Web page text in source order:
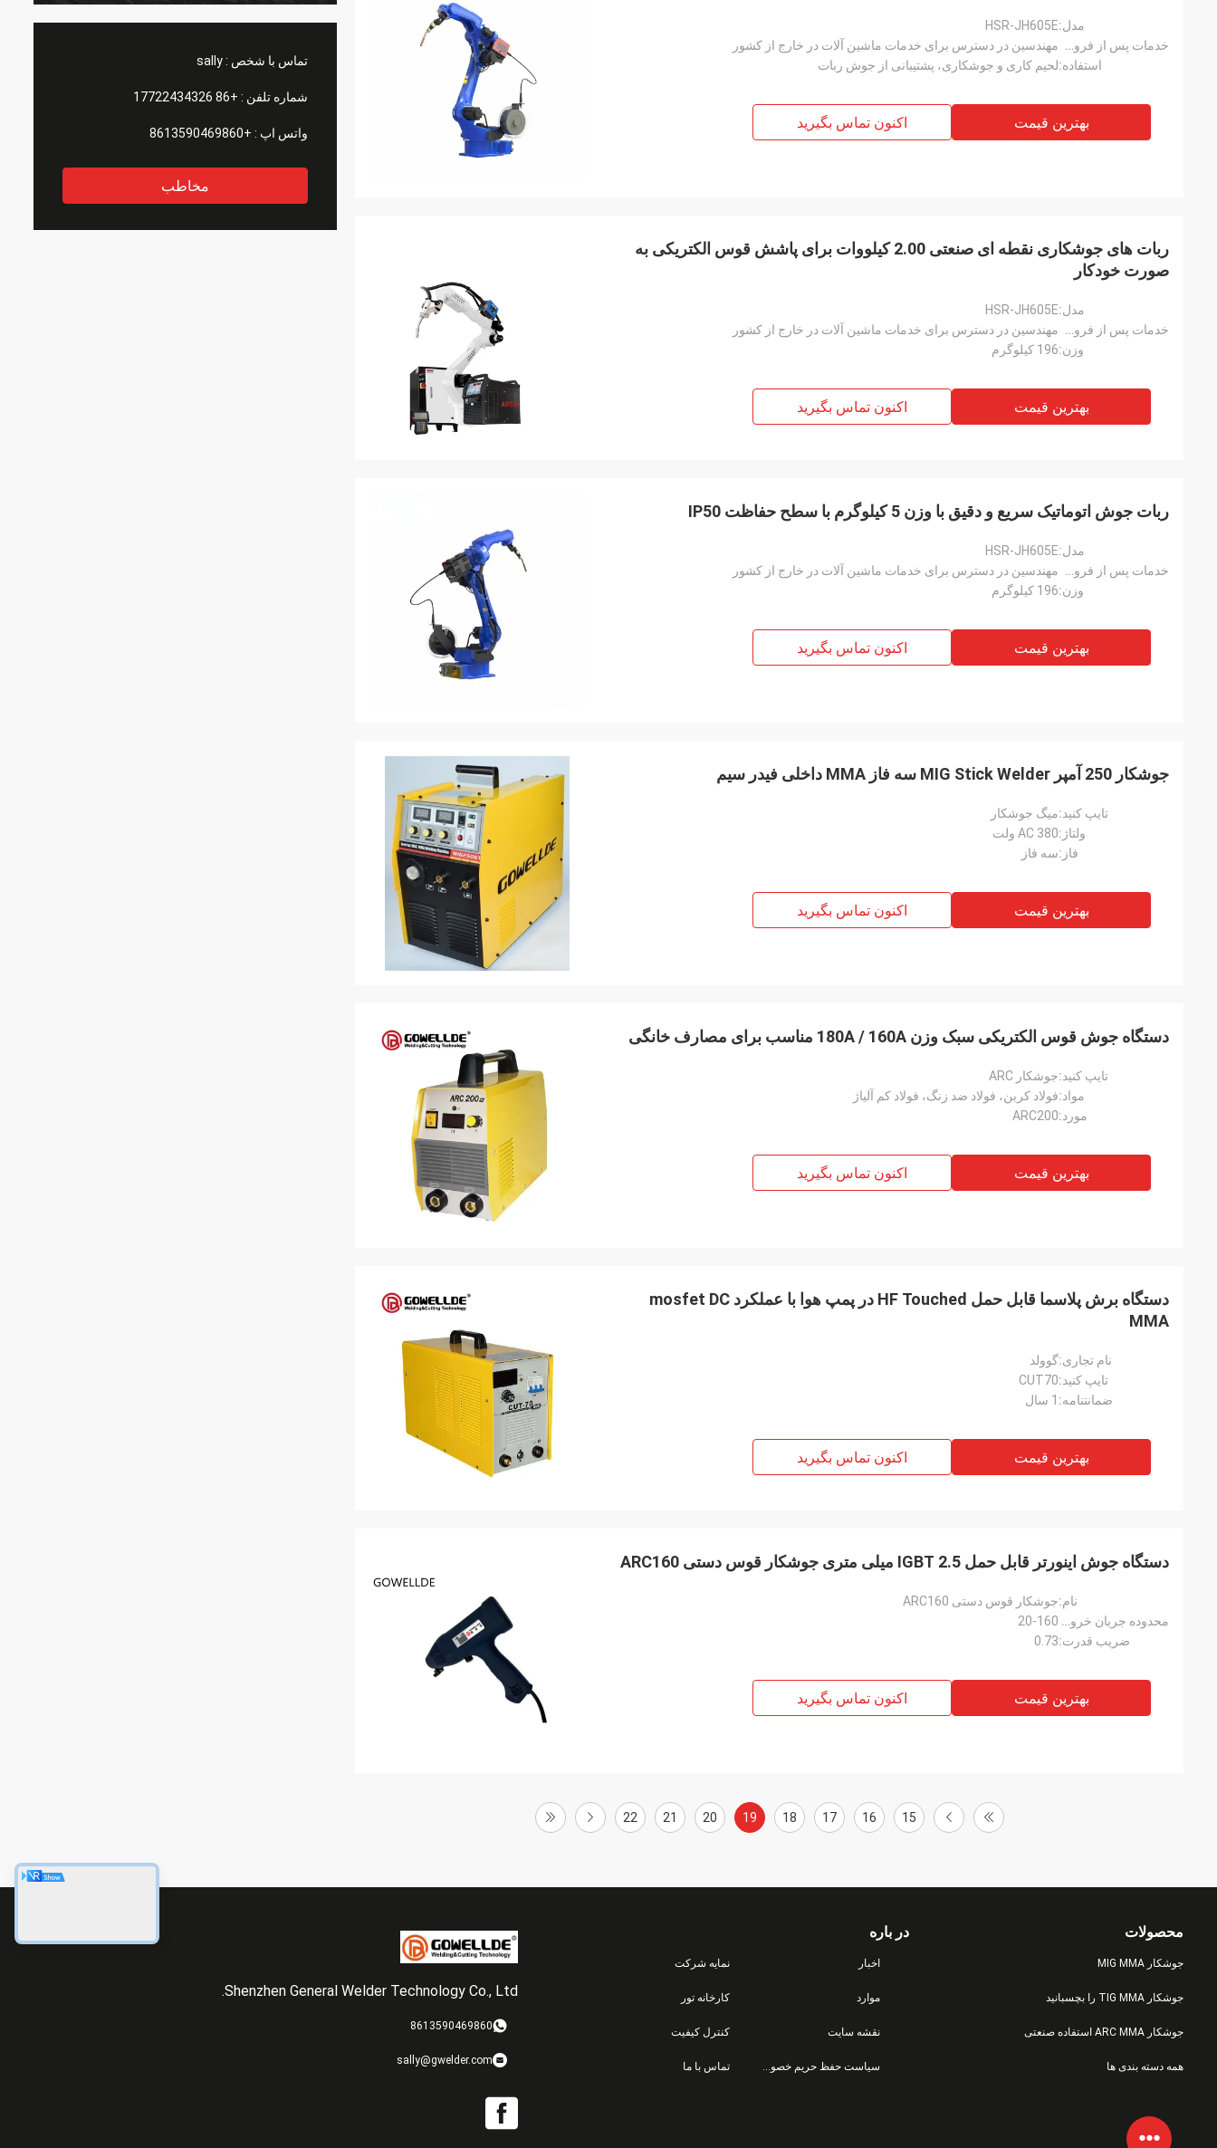
تماس با شخص :sally
شماره تلفن : +86 17722434326
واتس اپ : +8613590469860
مخاطب
مدل:HSR-JH605E
خدمات پس از فروش ارائه شده است: مهندسین در دسترس برای خدمات ماشین آلات در خارج از کشور
استفاده:لحیم کاری و جوشکاری، پشتیبانی از جوش ربات
بهترین قیمت اکنون تماس بگیرید
ربات های جوشکاری نقطه ای صنعتی 2.00 کیلووات برای پاشش قوس الکتریکی به
صورت خودکار
مدل:HSR-JH605E
خدمات پس از فروش ارائه شده است: مهندسین در دسترس برای خدمات ماشین آلات در خارج از کشور
وزن:196 کیلوگرم
بهترین قیمت اکنون تماس بگیرید
ربات جوش اتوماتیک سریع و دقیق با وزن 5 کیلوگرم با سطح حفاظت IP50
مدل:HSR-JH605E
خدمات پس از فروش ارائه شده است: مهندسین در دسترس برای خدمات ماشین آلات در خارج از کشور
وزن:196 کیلوگرم
بهترین قیمت اکنون تماس بگیرید
جوشکار 250 آمپر MIG Stick Welder سه فاز MMA داخلی فیدر سیم
تایپ کنید:میگ جوشکار
ولتاژ:AC 380 ولت
فاز:سه فاز
بهترین قیمت اکنون تماس بگیرید
دستگاه جوش قوس الکتریکی سبک وزن 180A / 160A مناسب برای مصارف خانگی
تایپ کنید:جوشکار ARC
مواد:فولاد کربن، فولاد ضد زنگ، فولاد کم آلیاژ
مورد:ARC200
بهترین قیمت اکنون تماس بگیرید
دستگاه برش پلاسما قابل حمل HF Touched در پمپ هوا با عملکرد mosfet DC
MMA
نام تجاری:گوولد
تایپ کنید:CUT70
ضمانتنامه: 1 سال
بهترین قیمت اکنون تماس بگیرید
دستگاه جوش اینورتر قابل حمل IGBT 2.5 میلی متری جوشکار قوس دستی ARC160
نام:جوشکار قوس دستی ARC160
محدوده جریان خروجی (A): 20-160
ضریب قدرت:0.73
بهترین قیمت اکنون تماس بگیرید
15
16
17
18
19
20
21
22
Shenzhen General Welder Technology Co., Ltd.
8613590469860
sally@gwelder.com
در باره
نمایه شرکت
کارخانه تور
کنترل کیفیت
تماس با ما
اخبار
موارد
نقشه سایت
سیاست حفظ حریم خصوصی
محصولات
جوشکار MIG MMA
جوشکار TIG MMA را بچسبانید
جوشکار ARC MMA استفاده صنعتی
همه دسته بندی ها